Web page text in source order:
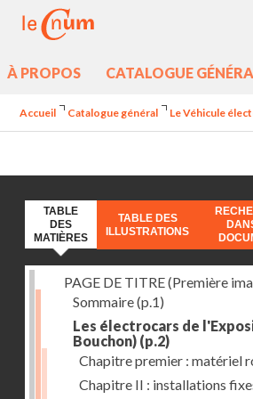
À PROPOS CATALOGUE
Accueil Catalogue général Le Véhicule
TABLE
DES
MATIÈRES
TABLE DES
ILLUSTRATIONS
PAGE DE TITRE (Première
Sommaire(p.1)
Les électrocars de
Bouchon) (p.2)
Chapitre premier : matériel
Chapitre II : installations